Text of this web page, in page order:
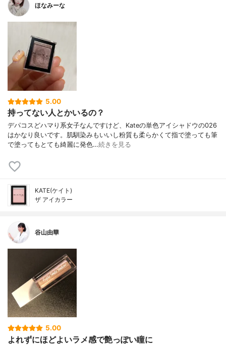
ほなみーな
5.00
持ってない人とかいるの？
デパコスどハマり系女子なんですけど、Kateの単色アイシャドウの026
はかなり良いです。肌馴染みもいいし粉質も柔らかくて指で塗っても筆
で塗ってもとても綺麗に発色…続きを見る
KATE(ケイト)
ザ アイカラー
谷山由華
5.00
よれずにほどよいラメ感で艶っぽい瞳に